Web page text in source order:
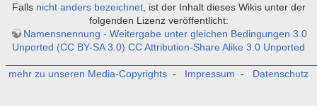
Falls nicht anders bezeichnet, ist der Inhalt dieses Wikis unter der
folgenden Lizenz veröffentlicht:
Namensnennung - Weitergabe unter gleichen Bedingungen 3.0
Unported (CC BY-SA 3.0) CC Attribution-Share Alike 3.0 Unported
mehr zu unseren Media-Copyrights - Impressum - Datenschutz